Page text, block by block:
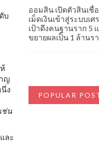
บ
ญ
ง
ช่น
ละ
ออมสิน เปิดตัวสินเชื่
เม็ดเงินเข้าสู่ระบบเ
เป้าดึงคนฐานราก 5
ขยายผลเป็น 1 ล้านร
POPULAR